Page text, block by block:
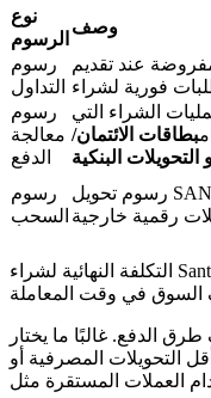
القروض
بالعملات المشفرة
نوع
الرسوم
وصف
رسوم
التداول
عند تقديم
رسوم
معالجة
الدفع
الشراء التي
بطاقات الائتمان/
التحويلات البنكية
رسوم
السحب
رسوم تحويل SANTOS إلى
التكلفة النهائية لشراء Santos FC Fan Token تعتمد على طريقة
الدفع. غالبًا ما يختار
التحويلات المصرفية أو